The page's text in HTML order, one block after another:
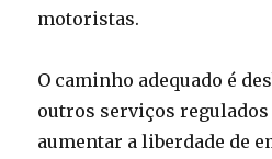
motoristas.
O caminho adequado é
outros serviços regulados
aumentar a liberdade de